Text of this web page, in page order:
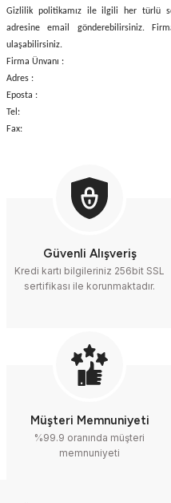
Gizlilik politikamız ile ilgili her türlü
adresine email gönderebilirsiniz.
ulaşabilirsiniz.
Firma Ünvanı :
Adres :
Eposta :
Tel:
Fax:
Güvenli Alışveriş
Kredi kartı bilgileriniz 256bit SSL
sertifikası ile korunmaktadır.
Müşteri Memnuniyeti
%99.9 oranında müşteri
memnuniyeti